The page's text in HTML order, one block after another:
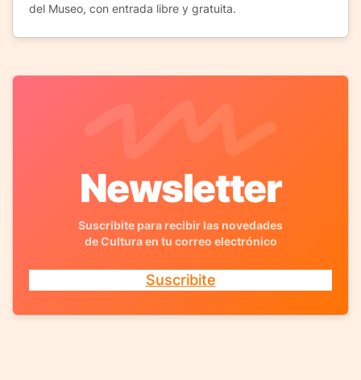
del Museo, con entrada libre y gratuita.
Newsletter
Suscribite para recibir las novedades
de Cultura en tu correo electrónico
Suscribite